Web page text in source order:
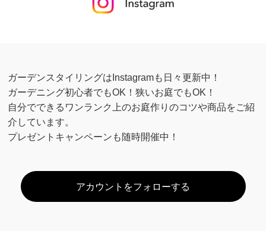
ガーデンスタイリングはInstagramも日々更新中！
ガーデニング初心者でもOK！狭いお庭でもOK！
自分でできるワンランク上のお庭作りのコツや商品をご紹
介しています。
プレゼントキャンペーンも随時開催中！
アカウントをフォローする